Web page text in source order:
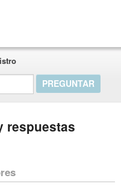
respuestas